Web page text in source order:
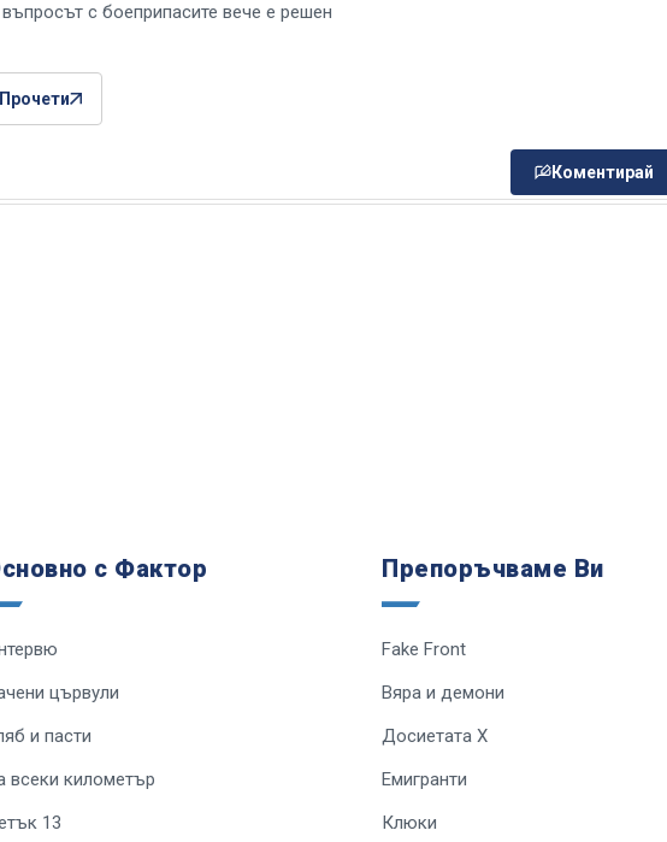
с боеприпасите вече е решен
Прочети
Коментирай
с Фактор
цървули
и пасти
всеки километър
13
Препоръчваме Ви
Fake Front
Вяра и демони
Досиетата Х
Емигранти
Клюки